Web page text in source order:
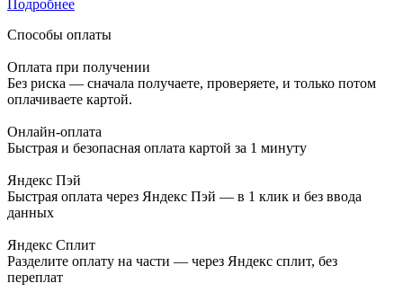
Подробнее
Способы оплаты
Оплата при получении
Без риска — сначала получаете, проверяете, и только потом
оплачиваете картой.
Онлайн-оплата
Быстрая и безопасная оплата картой за 1 минуту
Яндекс Пэй
Быстрая оплата через Яндекс Пэй — в 1 клик и без ввода
данных
Яндекс Сплит
Разделите оплату на части — через Яндекс сплит, без
переплат